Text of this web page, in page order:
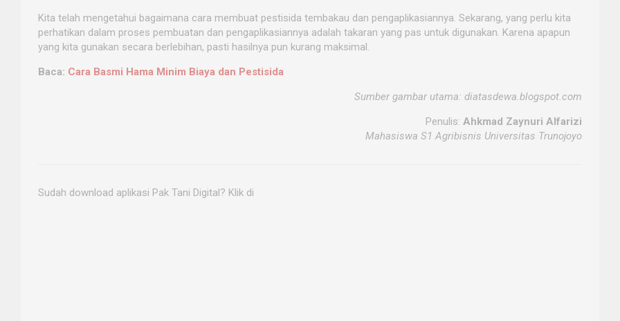
Kita telah mengetahui bagaimana cara membuat pestisida tembakau dan pengaplikasiannya. Sekarang, yang perlu kita
perhatikan dalam proses pembuatan dan pengaplikasiannya adalah takaran yang pas untuk digunakan. Karena apapun
yang kita gunakan secara berlebihan, pasti hasilnya pun kurang maksimal.
Baca: Cara Basmi Hama Minim Biaya dan Pestisida
Sumber gambar utama: diatasdewa.blogspot.com
Penulis: Ahkmad Zaynuri Alfarizi
Mahasiswa S1 Agribisnis Universitas Trunojoyo
Sudah download aplikasi Pak Tani Digital? Klik di